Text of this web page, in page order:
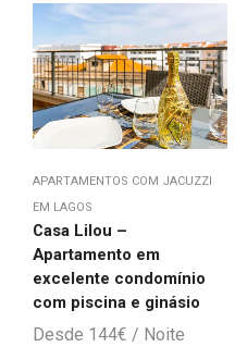
APARTAMENTOS COM JACUZZI
EM LAGOS
Casa Lilou –
Apartamento em
excelente condomínio
com piscina e ginásio
144€